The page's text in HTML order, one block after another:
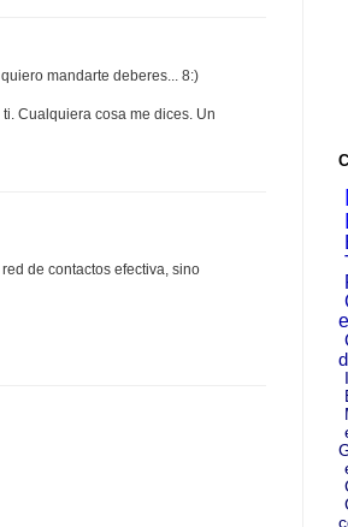
mandarte deberes... 8:)
Cualquiera cosa me dices. Un
de contactos efectiva, sino